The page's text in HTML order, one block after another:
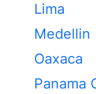
Lima
Medellin
Oaxaca
Panama